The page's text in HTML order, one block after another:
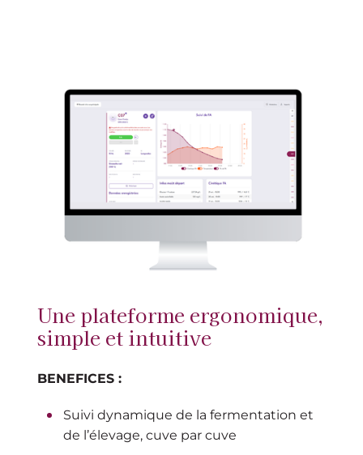
Une plateforme ergonomique,
simple et intuitive
BENEFICES :
Suivi dynamique de la fermentation et
de l’élevage, cuve par cuve